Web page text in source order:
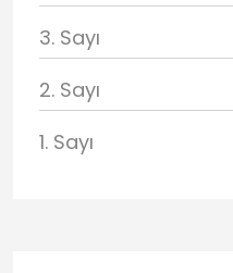
3. Sayı
2. Sayı
1. Sayı